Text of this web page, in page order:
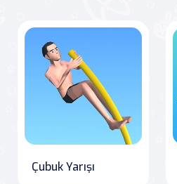
Çubuk Yarışı